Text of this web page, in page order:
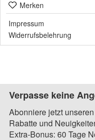
Merken
Impressum
Widerrufsbelehrung
Verpasse keine
Abonniere jetzt
Rabatte und
Extra-Bonus: 60 Tage